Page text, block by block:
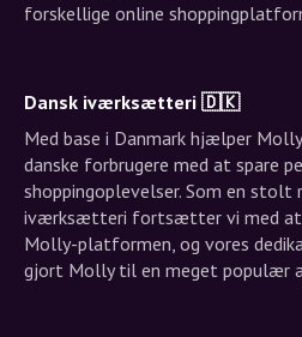
forskellige online
Dansk iværksætteri 🇩🇰
Med base i Danmark hjælper
danske forbrugere med at spare
shoppingoplevelser. Som en
iværksætteri fortsætter vi med at
Molly-platformen, og vores
gjort Molly til en meget populær